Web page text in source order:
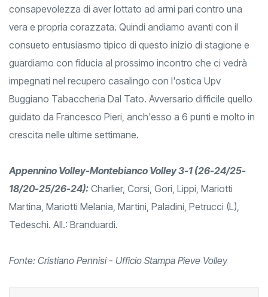
circostanza si sono rivelate decisive, però c'è anche la
consapevolezza di aver lottato ad armi pari contro una
vera e propria corazzata. Quindi andiamo avanti con il
consueto entusiasmo tipico di questo inizio di stagione e
guardiamo con fiducia al prossimo incontro che ci vedrà
impegnati nel recupero casalingo con l'ostica Upv
Buggiano Tabaccheria Dal Tato. Avversario difficile quello
guidato da Francesco Pieri, anch'esso a 6 punti e molto in
Appennino Volley-Montebianco Volley 3-1 (26-24/25-
18/20-25/26-24):Charlier, Corsi, Gori, Lippi, Mariotti
Martina, Mariotti Melania, Martini, Paladini, Petrucci (L),